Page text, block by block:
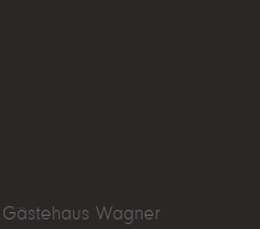
Gästehaus Wagner